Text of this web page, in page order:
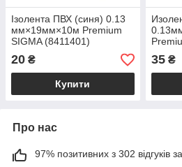
Ізолента ПВХ (синя) 0.13
мм×19мм×10м Premium
SIGMA (8411401)
20 ₴
Купити
35₴
Про нас
97% позитивних з 302 відгуків